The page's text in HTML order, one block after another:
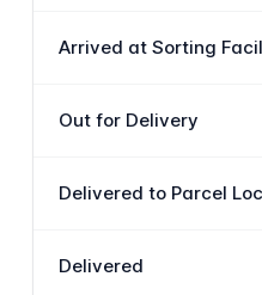
Arrived at Sorting
Out for Delivery
Delivered to Parcel
Delivered